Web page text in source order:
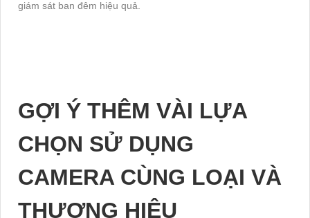
giám sát ban đêm hiệu quả.
GỢI Ý THÊM VÀI LỰA
CHỌN SỬ DỤNG
CAMERA CÙNG LOẠI VÀ
THƯƠNG HIỆU